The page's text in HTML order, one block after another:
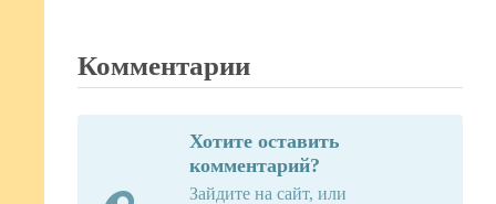
Комментарии
Хотите оставить
комментарий?
Зайдите на сайт, или